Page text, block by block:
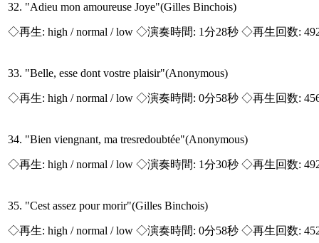
32. "Adieu mon amoureuse Joye"(Gilles Binchois)
◇再生: high / normal / low ◇演奏時間: 1分28秒 ◇再生回数:
33. "Belle, esse dont vostre plaisir"(Anonymous)
◇再生: high / normal / low ◇演奏時間: 0分58秒 ◇再生回数:
34. "Bien viengnant, ma tresredoubtée"(Anonymous)
◇再生: high / normal / low ◇演奏時間: 1分30秒 ◇再生回数:
35. "Cest assez pour morir"(Gilles Binchois)
◇再生: high / normal / low ◇演奏時間: 0分58秒 ◇再生回数: